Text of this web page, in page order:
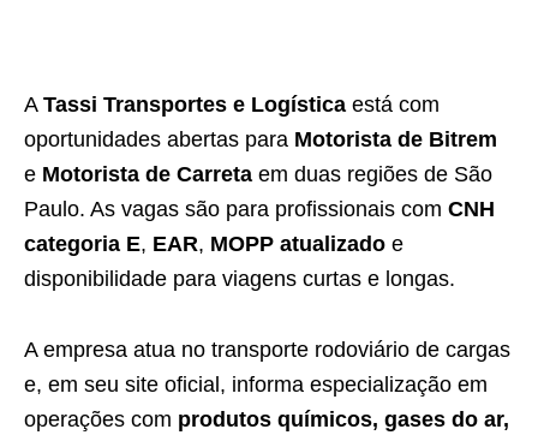
A Tassi Transportes e Logística está com
oportunidades abertas para Motorista de Bitrem
e Motorista de Carreta em duas regiões de São
Paulo. As vagas são para profissionais com CNH
categoria E, EAR, MOPP atualizado e
disponibilidade para viagens curtas e longas.
A empresa atua no transporte rodoviário de cargas
e, em seu site oficial, informa especialização em
operações com produtos químicos, gases do ar,